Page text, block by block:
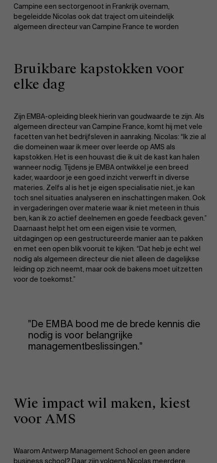
Campine een sectorgenoot in Frankrijk overnam,
begeleidde Nicolas ook dat traject om uiteindelijk
algemeen directeur van Campine France te worden
Bruikbare kapstokken voor
elke dag
Zijn EMBA-opleiding bleek hierin van goudwaarde te zijn. Als
algemeen directeur van Campine France, komt hij met vele
facetten van het bedrijfsleven in aanraking. Nicolas: “Ik zie al
die domeinen waar ik meer over leerde op AMS als
kapstokken. Het is een houvast die ik uit de kast kan halen
wanneer nodig. Tijdens je EMBA ontwikkel je een breed
kader, waardoor je een goed inzicht verwerft in diverse
materies. Zelfs al is het je eigen specialisatie niet, je kan
toch snel situaties analyseren en inschattingen maken. Ook
in vergaderingen over materie waar ik niet meteen in thuis
ben, kan ik zo actief deelnemen en goede feedback geven.”
Daarnaast helpt het om een eigen visie te vormen,
uitdagingen op een gestructureerde manier aan te pakken
en met een open blik vooruit te kijken. “Dat heb je echt wel
nodig als algemeen directeur die niet alleen de dagelijkse
leiding op zich neemt, maar ook de bakens moet uitzetten
voor de toekomst.”
"De EMBA bood me de brede kennis die
nodig is voor belangrijke
managementbeslissingen."
Wie impact wil maken, kiest
voor AMS
Waarom Antwerp Management School en geen andere
business school? Daar zijn volgens Nicolas meerdere